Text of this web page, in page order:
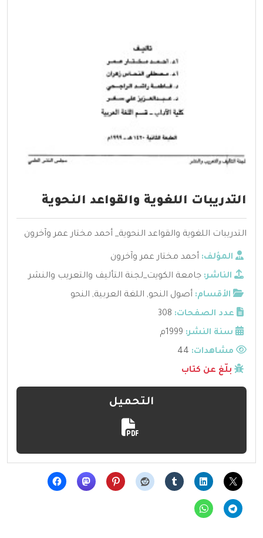
التدريبات اللغوية والقواعد النحوية
التدريبات اللغوية والقواعد النحوية_ أحمد مختار عمر وآخرون
المؤلف: أحمد مختار عمر وآخرون
الناشر: جامعة الكويت_لجنة التأليف والتعريب والنشر
الأقسام: أصول النحو, اللغة العربية, النحو
عدد الصفحات: 308
سنة النشر: 1999م
مشاهدات:
بلّغ عن كتاب
التحميل